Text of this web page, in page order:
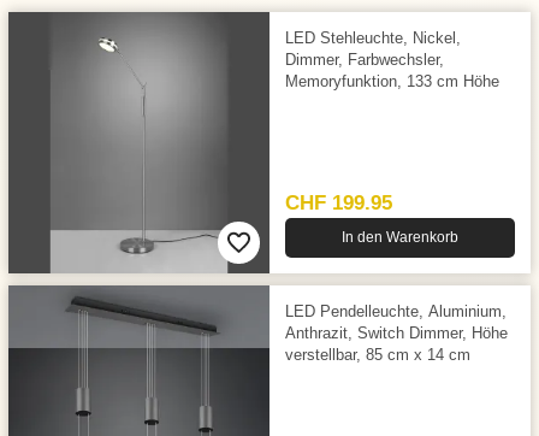
LED Stehleuchte, Nickel,
Dimmer, Farbwechsler,
Memoryfunktion, 133 cm Höhe
CHF 199.95
In den Warenkorb
LED Pendelleuchte, Aluminium,
Anthrazit, Switch Dimmer, Höhe
verstellbar, 85 cm x 14 cm